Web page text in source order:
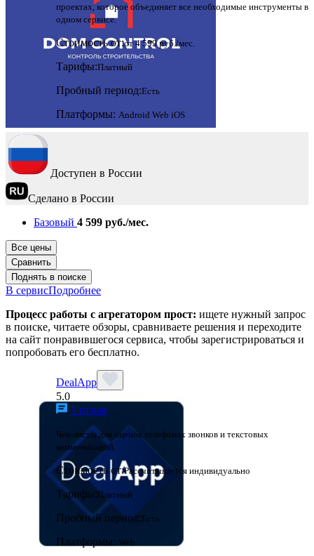
проектах, которое объединяет все необходимые инструменты в
одном сервисе.
Стоимость от:от 4 599 руб./мес.
Тарифы:Платный
Пробный период:Есть
Платформы: Android Web iOS
Доступен в России
Сделано в России
Базовый 4 599 руб./мес.
Все цены
Сравнить
Поднять в поиске
В сервисПодробнее
Процесс работы с агрегатором прост: ищете нужный запрос
в поиске, читаете обзоры, сравниваете решения и переходите
на сайт понравившегося сервиса, чтобы зарегистрироваться и
попробовать его бесплатно.
DealApp
5.0
1 отзыв
Чек-листы для оценок телефонах звонков и текстовых
коммуникаций.
Стоимость от:Рассчитывается индивидуально
Тарифы:Платный
Пробный период:Есть
Платформы: Web